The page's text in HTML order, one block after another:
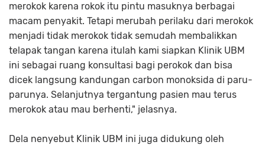
merokok karena rokok itu pintu masuknya berbagai
macam penyakit. Tetapi merubah perilaku dari merokok
menjadi tidak merokok tidak semudah membalikkan
telapak tangan karena itulah kami siapkan Klinik UBM
ini sebagai ruang konsultasi bagi perokok dan bisa
dicek langsung kandungan carbon monoksida di paru-
parunya. Selanjutnya tergantung pasien mau terus
merokok atau mau berhenti," jelasnya.
Dela nenyebut Klinik UBM ini juga didukung oleh